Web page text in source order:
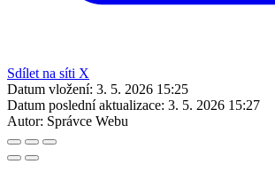
Sdílet na síti X
Datum vložení: 3. 5. 2026 15:25
Datum poslední aktualizace: 3. 5. 2026 15:27
Autor: Správce Webu